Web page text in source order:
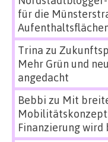
für die
Trina zu
Mehr Grün und
angedacht
Bebbi zu Mit
Finanzierung wird